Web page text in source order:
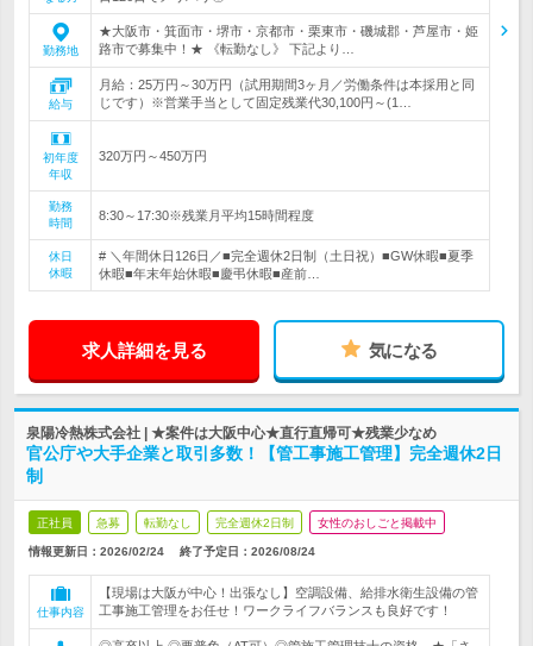
勤務地
★大阪市・箕面市・堺市・京都市・栗東市・磯城郡・芦屋市・姫
路市で募集中！★ 《転勤なし》 下記より…
給与
月給：25万円～30万円（試用期間3ヶ月／労働条件は本採用と同
じです）※営業手当として固定残業代30,100円～(1…
初年度
年収
320万円～450万円
勤務
時間
8:30～17:30※残業月平均15時間程度
休日
休暇
# ＼年間休日126日／■完全週休2日制（土日祝）■GW休暇■夏季
休暇■年末年始休暇■慶弔休暇■産前…
求人詳細を見る 気になる
泉陽冷熱株式会社 | ★案件は大阪中心★直行直帰可★残業少なめ
官公庁や大手企業と取引多数！【管工事施工管理】完全週休2日
制
正社員 急募 転勤なし 完全週休2日制 女性のおしごと掲載中
情報更新日：2026/02/24 終了予定日： 2026/08/24
仕事内容
【現場は大阪が中心！出張なし】空調設備、給排水衛生設備の管
工事施工管理をお任せ！ワークライフバランスも良好です！